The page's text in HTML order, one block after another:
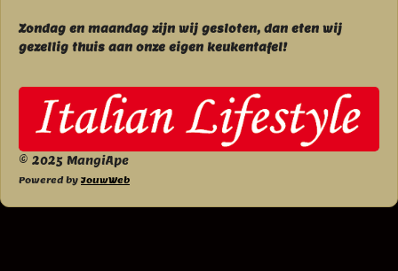
Zondag en maandag zijn wij gesloten, dan eten wij
gezellig thuis aan onze eigen keukentafel!
© 2025 MangiApe
Powered by JouwWeb